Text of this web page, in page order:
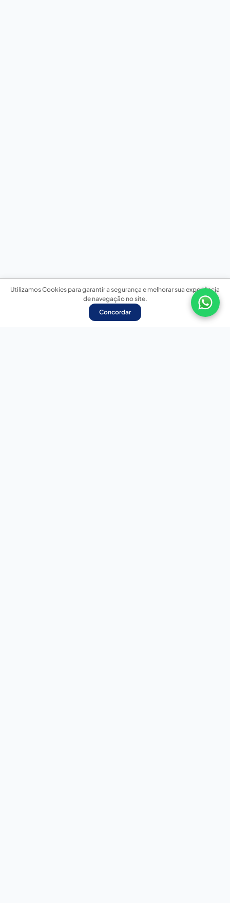
Utilizamos Cookies para garantir a segurança e melhorar sua experiência
de navegação no site.
Concordar